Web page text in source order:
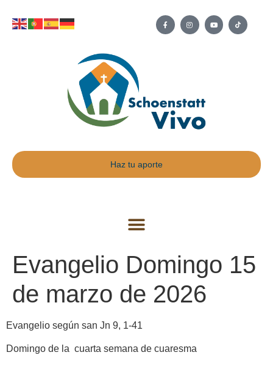
Haz tu aporte
Evangelio Domingo 15
de marzo de 2026
Evangelio según san Jn 9, 1-41
Domingo de la cuarta semana de cuaresma